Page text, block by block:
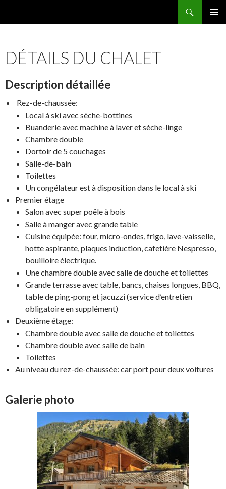
DÉTAILS DU CHALET
Description détaillée
Rez-de-chaussée:
Local à ski avec sèche-bottines
Buanderie avec machine à laver et sèche-linge
Chambre double
Dortoir de 5 couchages
Salle-de-bain
Toilettes
Un congélateur est à disposition dans le local à ski
Premier étage
Salon avec super poële à bois
Salle à manger avec grande table
Cuisine équipée: four, micro-ondes, frigo, lave-vaisselle,
hotte aspirante, plaques induction, cafetière Nespresso,
bouilloire électrique.
Une chambre double avec salle de douche et toilettes
Grande terrasse avec table, bancs, chaises longues, BBQ,
table de ping-pong et jacuzzi (service d’entretien
obligatoire en supplément)
Deuxième étage:
Chambre double avec salle de douche et toilettes
Chambre double avec salle de bain
Toilettes
Au niveau du rez-de-chaussée: car port pour deux voitures
Galerie photo